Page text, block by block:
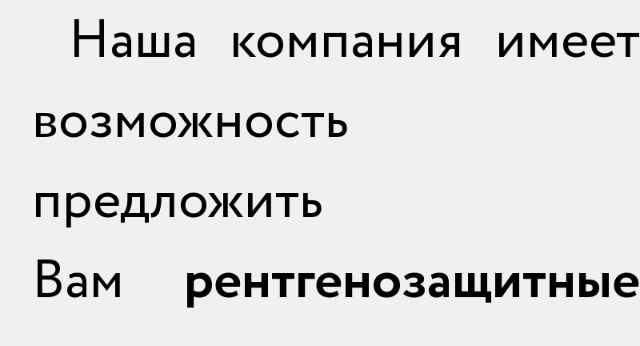
Наша компания имеет
возможность
предложить
Вам рентгенозащитные